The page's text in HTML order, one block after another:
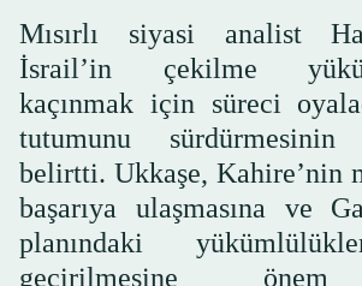
Mısırlı siyasi analist
İsrail’in çekilme
kaçınmak için süreci
tutumunu sürdürmesinin
belirtti. Ukkaşe, Kahire’nin
başarıya ulaşmasına ve
planındaki
geçirilmesine